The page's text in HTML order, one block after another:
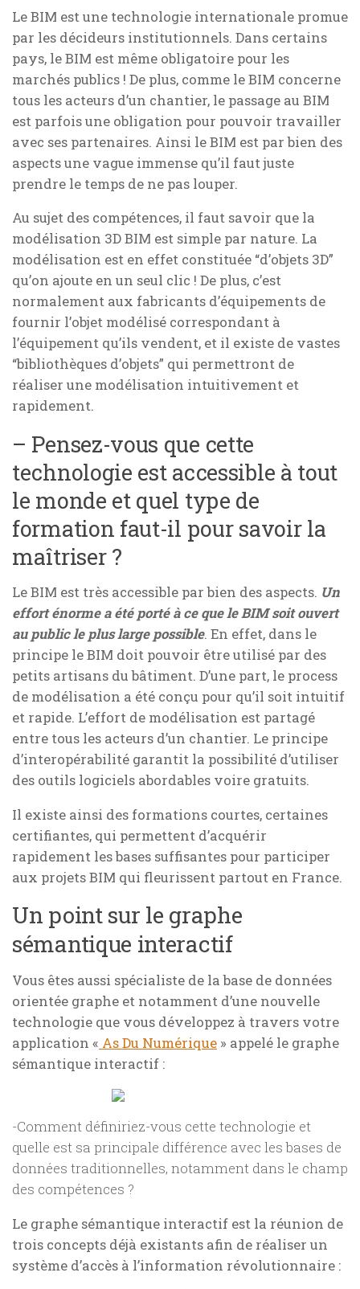
Le BIM est une technologie internationale promue
par les décideurs institutionnels. Dans certains
pays, le BIM est même obligatoire pour les
marchés publics ! De plus, comme le BIM concerne
tous les acteurs d’un chantier, le passage au BIM
est parfois une obligation pour pouvoir travailler
avec ses partenaires. Ainsi le BIM est par bien des
aspects une vague immense qu’il faut juste
prendre le temps de ne pas louper.
Au sujet des compétences, il faut savoir que la
modélisation 3D BIM est simple par nature. La
modélisation est en effet constituée “d’objets 3D”
qu’on ajoute en un seul clic ! De plus, c’est
normalement aux fabricants d’équipements de
fournir l’objet modélisé correspondant à
l’équipement qu’ils vendent, et il existe de vastes
“bibliothèques d’objets” qui permettront de
réaliser une modélisation intuitivement et
rapidement.
– Pensez-vous que cette
technologie est accessible à tout
le monde et quel type de
formation faut-il pour savoir la
maîtriser ?
Le BIM est très accessible par bien des aspects. Un
effort énorme a été porté à ce que le BIM soit ouvert
au public le plus large possible. En effet, dans le
principe le BIM doit pouvoir être utilisé par des
petits artisans du bâtiment. D’une part, le process
de modélisation a été conçu pour qu’il soit intuitif
et rapide. L’effort de modélisation est partagé
entre tous les acteurs d’un chantier. Le principe
d’interopérabilité garantit la possibilité d’utiliser
des outils logiciels abordables voire gratuits.
Il existe ainsi des formations courtes, certaines
certifiantes, qui permettent d’acquérir
rapidement les bases suffisantes pour participer
aux projets BIM qui fleurissent partout en France.
Un point sur le graphe
sémantique interactif
Vous êtes aussi spécialiste de la base de données
orientée graphe et notamment d’une nouvelle
technologie que vous développez à travers votre
application « As Du Numérique » appelé le graphe
sémantique interactif :
-Comment définiriez-vous cette technologie et
quelle est sa principale différence avec les bases de
données traditionnelles, notamment dans le champ
des compétences ?
Le graphe sémantique interactif est la réunion de
trois concepts déjà existants afin de réaliser un
système d’accès à l’information révolutionnaire :